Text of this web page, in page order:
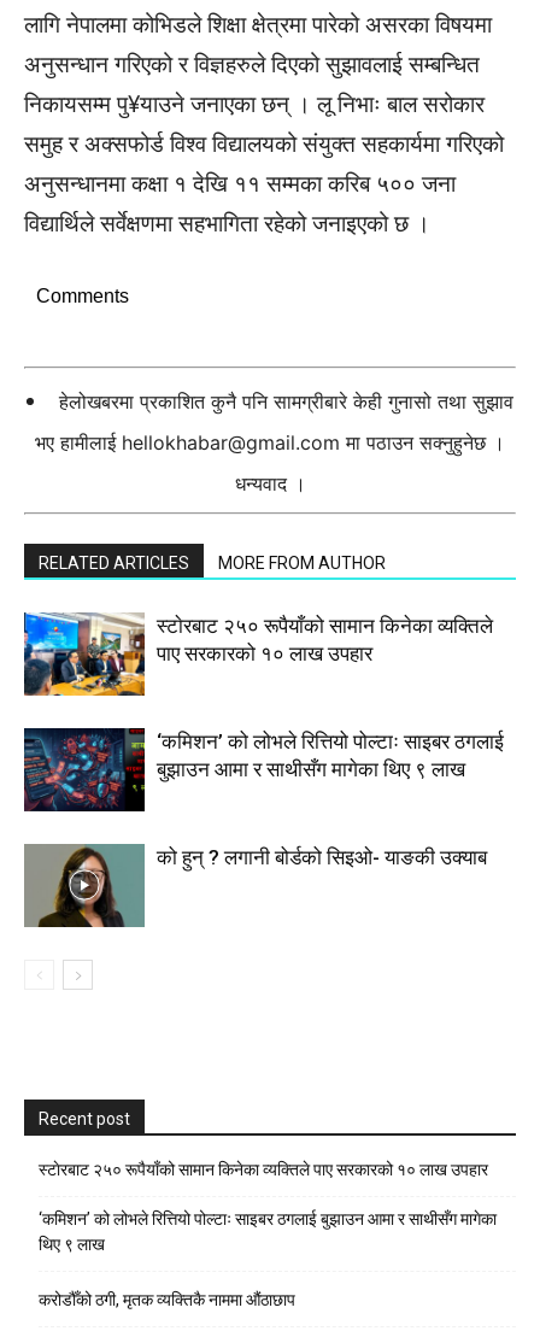
लागि नेपालमा कोभिडले शिक्षा क्षेत्रमा पारेको असरका विषयमा
अनुसन्धान गरिएको र विज्ञहरुले दिएको सुझावलाई सम्बन्धित
निकायसम्म पु¥याउने जनाएका छन् । लू निभाः बाल सरोकार
समुह र अक्सफोर्ड विश्व विद्यालयको संयुक्त सहकार्यमा गरिएको
अनुसन्धानमा कक्षा १ देखि ११ सम्मका करिब ५०० जना
विद्यार्थिले सर्वेक्षणमा सहभागिता रहेको जनाइएको छ ।
Comments
हेलोखबरमा प्रकाशित कुनै पनि सामग्रीबारे केही गुनासो तथा सुझाव
भए हामीलाई hellokhabar@gmail.com मा पठाउन सक्नुहुनेछ ।
धन्यवाद ।
RELATED ARTICLES MORE FROM AUTHOR
स्टाेरबाट २५० रूपैयाँको सामान किनेका व्यक्तिले
पाए सरकारको १० लाख उपहार
‘कमिशन’ को लोभले रित्तियो पोल्टाः साइबर ठगलाई
बुझाउन आमा र साथीसँग मागेका थिए ९ लाख
को हुन् ? लगानी बोर्डको सिइओ- याङकी उक्याब
Recent post
स्टाेरबाट २५० रूपैयाँको सामान किनेका व्यक्तिले पाए सरकारको १० लाख उपहार
‘कमिशन’ को लोभले रित्तियो पोल्टाः साइबर ठगलाई बुझाउन आमा र साथीसँग मागेका
थिए ९ लाख
करोडौँको ठगी, मृतक व्यक्तिकै नाममा औंठाछाप